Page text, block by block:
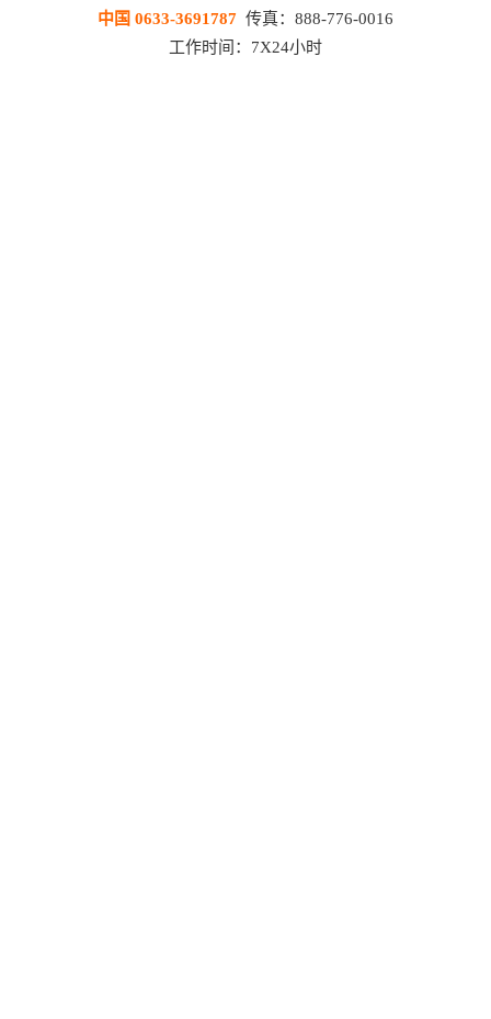
中国 0633-3691787 传真：888-776-0016
工作时间：7X24小时